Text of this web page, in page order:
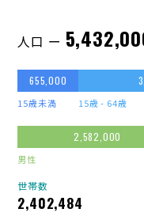
人口 ー
655,000
15歳未満 15歳 - 64歳
2,582,000
男性
世帯数
2,402,484